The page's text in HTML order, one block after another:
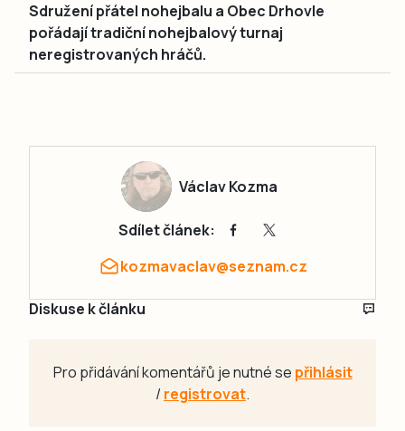
Sdružení přátel nohejbalu a Obec Drhovle
pořádají tradiční nohejbalový turnaj
neregistrovaných hráčů.
Václav Kozma
Sdílet článek:
kozmavaclav@seznam.cz
Diskuse k článku
Pro přidávání komentářů je nutné se přihlásit
/registrovat.